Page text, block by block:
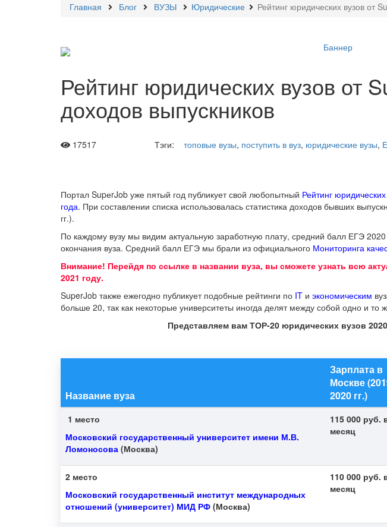
Главная
Блог ВУЗЫ Юридические Рейтинг юридических вузов от
Рейтинг юридических вузов от
доходов выпускников
17517 Тэги: топовые вузы, поступить в вуз, юридические вузы,
Портал SupеrJob уже пятый год публикует свой любопытный Рейтинг
года. При составлении списка использовалась статистика доходов бывших
гг.).
По каждому вузу мы видим актуальную заработную плату, средний балл ЕГЭ 2020
окончания вуза. Средний балл ЕГЭ мы брали из официального Мониторинга
Внимание! Перейдя по ссылке в названии вуза, вы сможете узнать всю
2021 году.
SuperJob также ежегодно публикует подобные рейтинги по IT и экономическим
больше 20, так как некоторые университеты иногда делят между собой одно и то
Представляем вам ТОР-20 юридических вузов
Название вуза
Зарплата в
Москве
2020 гг.)
1 место
Московский государственный университет имени М.В.
Ломоносова (Москва)
115 000 руб.
месяц
2 место
Московский государственный институт международных
отношений (университет) МИД РФ (Москва)
110 000 руб.
месяц